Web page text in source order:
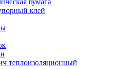
бумага
клей
теплоизоляционный